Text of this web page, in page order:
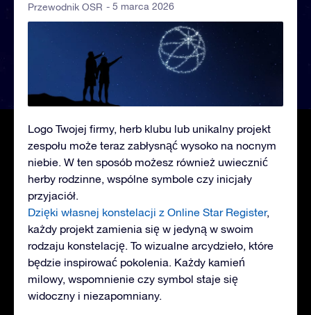
Przewodnik OSR - 5 marca 2026
Logo Twojej firmy, herb klubu lub unikalny projekt
zespołu może teraz zabłysnąć wysoko na nocnym
niebie. W ten sposób możesz również uwiecznić
herby rodzinne, wspólne symbole czy inicjały
przyjaciół.
Dzięki własnej konstelacji z Online Star Register,
każdy projekt zamienia się w jedyną w swoim
rodzaju konstelację. To wizualne arcydzieło, które
będzie inspirować pokolenia. Każdy kamień
milowy, wspomnienie czy symbol staje się
widoczny i niezapomniany.